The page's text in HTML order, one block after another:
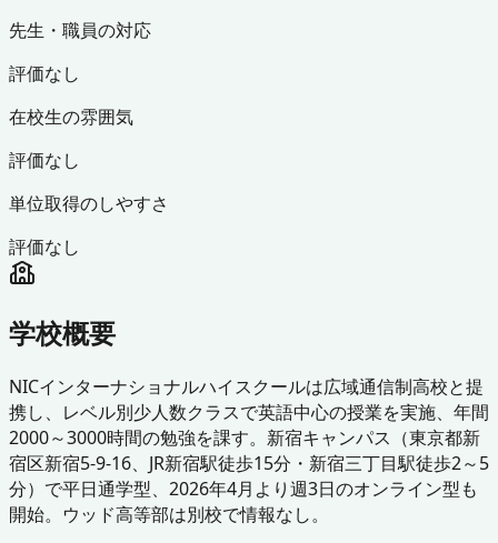
先生・職員の対応
評価なし
在校生の雰囲気
評価なし
単位取得のしやすさ
評価なし
学校概要
NICインターナショナルハイスクールは広域通信制高校と提
携し、レベル別少人数クラスで英語中心の授業を実施、年間
2000～3000時間の勉強を課す。新宿キャンパス（東京都新
宿区新宿5-9-16、JR新宿駅徒歩15分・新宿三丁目駅徒歩2～5
分）で平日通学型、2026年4月より週3日のオンライン型も
開始。ウッド高等部は別校で情報なし。